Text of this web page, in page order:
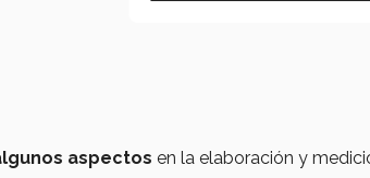
aspectos en la elaboración y